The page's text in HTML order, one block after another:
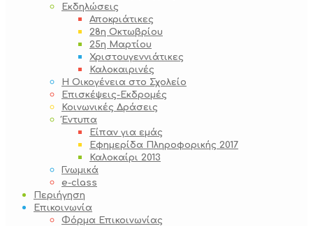
Εκδηλώσεις
Αποκριάτικες
28η Οκτωβρίου
25η Μαρτίου
Χριστουγεννιάτικες
Καλοκαιρινές
Η Οικογένεια στο Σχολείο
Επισκέψεις-Εκδρομές
Κοινωνικές Δράσεις
Έντυπα
Είπαν για εμάς
Εφημερίδα Πληροφορικής 2017
Καλοκαίρι 2013
Γνωμικά
e-class
Περιήγηση
Επικοινωνία
Φόρμα Επικοινωνίας